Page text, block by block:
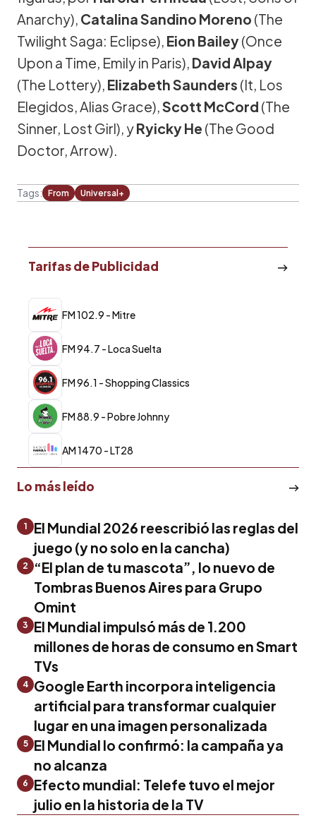
Anarchy), Catalina Sandino Moreno (The
Twilight Saga: Eclipse), Eion Bailey(Once
Upon a Time, Emily in Paris), David Alpay
(The Lottery), Elizabeth Saunders (It, Los
Elegidos, Alias Grace), Scott McCord (The
Sinner, Lost Girl), yRyicky He (The Good
Doctor, Arrow).
Tags: From Universal+
Tarifas de Publicidad
FM 102.9 - Mitre
FM 94.7 - Loca Suelta
FM 96.1 - Shopping Classics
FM 88.9 - Pobre Johnny
AM 1470 - LT28
Lo más leído
1
El Mundial 2026 reescribió las reglas del
juego (y no solo en la cancha)
2
“El plan de tu mascota”, lo nuevo de
Tombras Buenos Aires para Grupo
Omint
3
El Mundial impulsó más de 1.200
millones de horas de consumo en Smart
TVs
4 Google Earth incorpora inteligencia
artificial para transformar cualquier
lugar en una imagen personalizada
5
El Mundial lo confirmó: la campaña ya
no alcanza
6
Efecto mundial: Telefe tuvo el mejor
julio en la historia de la TV